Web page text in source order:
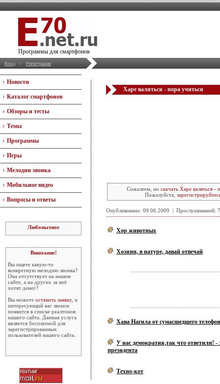
Программы для смартфонов
Вход | Регистрация
Новости
Каталог смартфонов
Обзоры и тесты
Темы
Программы
Игры
Мелодии звонка
Мобильное видео
Вопросы и ответы
Любопытное
Внимание!
Вы ищете какую-то
конкретную мелодию звонка?
Она отсутствует на нашем
сайте, а на других за неё
хотят денег?
Вы можете оставить заявку, и
интересующий вас звонок
появится в списке реалтонов
нашего сайта. Данная услуга
является бесплатной для
зарегистрированных
пользователей нашего сайта.
Харе валяться - пора учиться
Сожалеем, но скачать Харе валяться -
Пожалуйста,
Опубликовано: 09.06.2009 |
Хор животных
Хозяин, в натуре, давай отвечай
Хава Нагила от сумасшедшего
У нас демократия,так что ответили! -
президента
Техно-кот